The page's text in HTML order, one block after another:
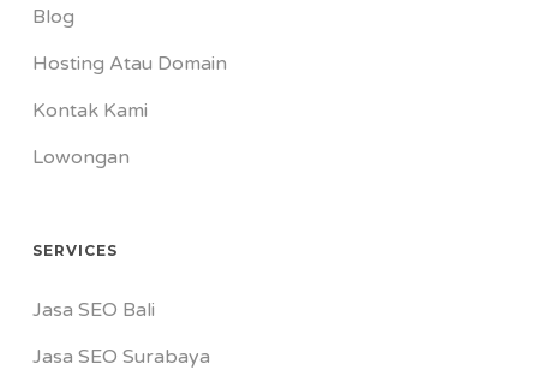
Blog
Hosting Atau Domain
Kontak Kami
Lowongan
SERVICES
Jasa SEO Bali
Jasa SEO Surabaya